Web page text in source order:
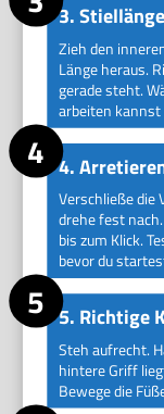
3.
Zieh den
Länge heraus.
gerade steht.
arbeiten kannst
4.
Verschließe die
drehe fest
bis zum Klick.
bevor du
5. Richtige
Steh aufrecht.
hintere Griff
Bewege die